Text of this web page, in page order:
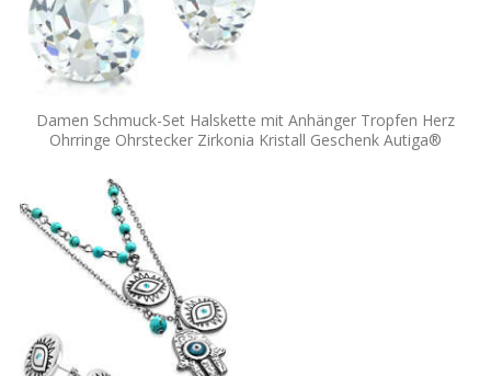
Damen Schmuck-Set Halskette mit Anhänger Tropfen Herz
Ohrringe Ohrstecker Zirkonia Kristall Geschenk Autiga®